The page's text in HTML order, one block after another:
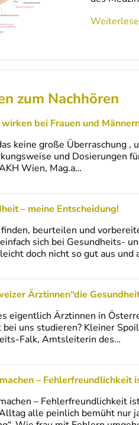
zum Nachhören
bei Frauen und
keine große Überraschung ,
und Dosierungen
Wien, Mag.a…
– meine Entscheidung!
beurteilen und
sich bei Gesundheits-
doch nicht so gut aus
Ärztinnen“die
eigentlich Ärztinnen in
bei uns studieren? Kleiner
Falk, Amtsleiterin des…
– Fehlerfreundlichkeit
– Fehlerfreundlichkeit
alle peinlich bemüht nur